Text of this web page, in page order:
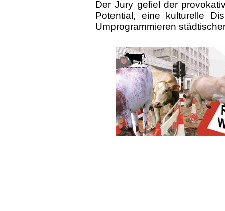
Der Jury gefiel der
Potential, eine kulturelle
Umprogrammieren